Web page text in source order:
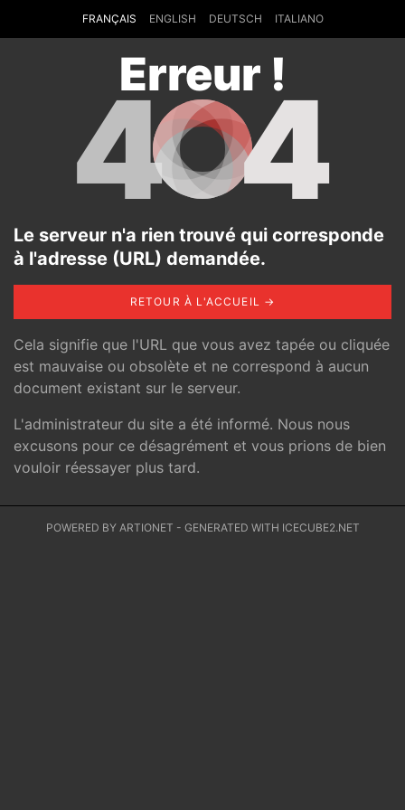
FRANÇAIS ENGLISH DEUTSCH ITALIANO
Erreur !
4 4
Le serveur n'a rien trouvé qui corresponde
à l'adresse (URL) demandée.
RETOUR À L'ACCUEIL →
Cela signifie que l'URL que vous avez tapée ou cliquée
est mauvaise ou obsolète et ne correspond à aucun
document existant sur le serveur.
L'administrateur du site a été informé. Nous nous
excusons pour ce désagrément et vous prions de bien
vouloir réessayer plus tard.
POWERED BY ARTIONET - GENERATED WITH ICECUBE2.NET